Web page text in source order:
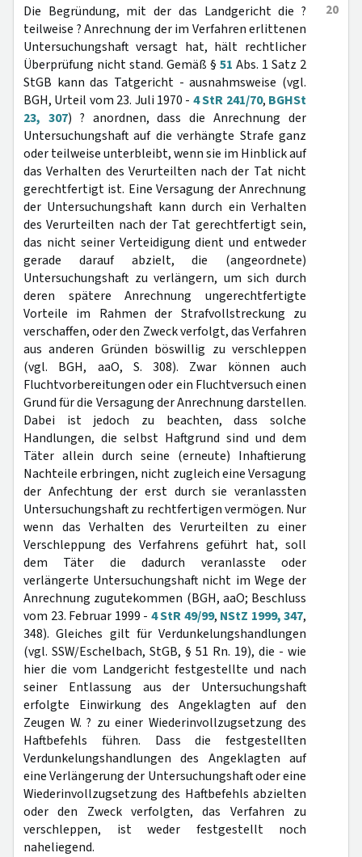
20
Die Begründung, mit der das Landgericht die ?
teilweise ? Anrechnung der im Verfahren erlittenen
Untersuchungshaft versagt hat, hält rechtlicher
Überprüfung nicht stand. Gemäß § 51 Abs. 1 Satz 2
StGB kann das Tatgericht - ausnahmsweise (vgl.
BGH, Urteil vom 23. Juli 1970 - 4 StR 241/70, BGHSt
23, 307) ? anordnen, dass die Anrechnung der
Untersuchungshaft auf die verhängte Strafe ganz
oder teilweise unterbleibt, wenn sie im Hinblick auf
das Verhalten des Verurteilten nach der Tat nicht
gerechtfertigt ist. Eine Versagung der Anrechnung
der Untersuchungshaft kann durch ein Verhalten
des Verurteilten nach der Tat gerechtfertigt sein,
das nicht seiner Verteidigung dient und entweder
gerade darauf abzielt, die (angeordnete)
Untersuchungshaft zu verlängern, um sich durch
deren spätere Anrechnung ungerechtfertigte
Vorteile im Rahmen der Strafvollstreckung zu
verschaffen, oder den Zweck verfolgt, das Verfahren
aus anderen Gründen böswillig zu verschleppen
(vgl. BGH, aaO, S. 308). Zwar können auch
Fluchtvorbereitungen oder ein Fluchtversuch einen
Grund für die Versagung der Anrechnung darstellen.
Dabei ist jedoch zu beachten, dass solche
Handlungen, die selbst Haftgrund sind und dem
Täter allein durch seine (erneute) Inhaftierung
Nachteile erbringen, nicht zugleich eine Versagung
der Anfechtung der erst durch sie veranlassten
Untersuchungshaft zu rechtfertigen vermögen. Nur
wenn das Verhalten des Verurteilten zu einer
Verschleppung des Verfahrens geführt hat, soll
dem Täter die dadurch veranlasste oder
verlängerte Untersuchungshaft nicht im Wege der
Anrechnung zugutekommen (BGH, aaO; Beschluss
vom 23. Februar 1999 - 4 StR 49/99, NStZ 1999, 347,
348). Gleiches gilt für Verdunkelungshandlungen
(vgl. SSW/Eschelbach, StGB, § 51 Rn. 19), die - wie
hier die vom Landgericht festgestellte und nach
seiner Entlassung aus der Untersuchungshaft
erfolgte Einwirkung des Angeklagten auf den
Zeugen W. ? zu einer Wiederinvollzugsetzung des
Haftbefehls führen. Dass die festgestellten
Verdunkelungshandlungen des Angeklagten auf
eine Verlängerung der Untersuchungshaft oder eine
Wiederinvollzugsetzung des Haftbefehls abzielten
oder den Zweck verfolgten, das Verfahren zu
verschleppen, ist weder festgestellt noch
naheliegend.